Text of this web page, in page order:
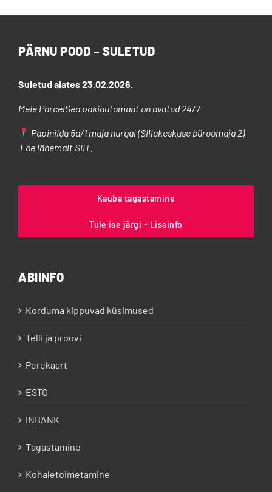
PÄRNU POOD – SULETUD
Suletud alates 23.02.2026.
Meie ParcelSea pakiautomaat on avatud 24/7
Papiniidu 5a/1 maja nurgal (Sillakeskuse büroomaja 2)
Loe lähemaltSIIT.
Kauba tagastamine
Tule ise järgi - Lisainfo
ABIINFO
Korduma kippuvad küsimused
Telli ja proovi
Perekaart
ESTO
INBANK
Tagastamine
Kohaletoimetamine